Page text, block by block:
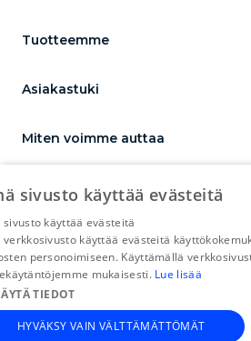
Tuotteemme
Asiakastuki
Miten voimme auttaa
CapitalBox yrityslaina
Zakelijke lening CapitalBox
CapitalBox business financing
© 2015-2026
sivusto käyttää evästeitä
sivusto käyttää evästeitä
verkkosivusto käyttää evästeitä
personoimiseen. Käyttämällä
mukaisesti. Lue lisää
TIEDOT
HYVÄKSY VAIN VÄLTTÄMÄTTÖMÄT